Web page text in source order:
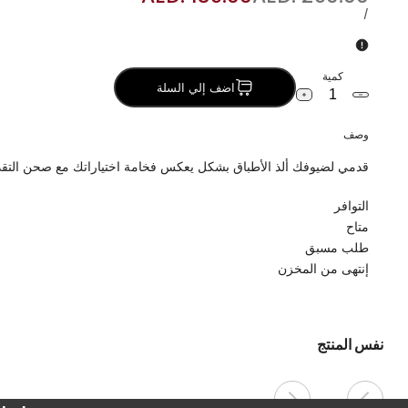
العادي
سعر/
كمية
خفض
جلد
زجاج
زيادة
بغطاء
اضف إلي السلة
وصف
قدمي لضيوفك ألذ الأطباق بشكل يعكس فخامة اختياراتك مع صحن
التوافر
متاح
طلب مسبق
إنتهى من المخزن
نفس المنتج